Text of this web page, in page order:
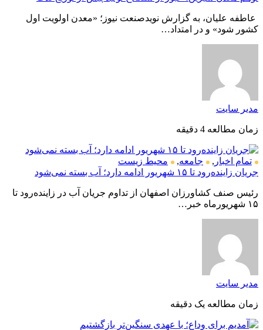
عاطفه علیان، به گزارش نویدصنعت نیوز؛ «معدن اولویت اول
کشور شود» و در امتداد…
مدیر سایت
زمان مطالعه 4 دقیقه
تمام اخبار , جامعه,
محیط زیست
جریان زاینده‌رود تا ۱۵ شهریور ادامه دارد؛ آب بسته نمی‌شود
رئیس صنف کشاورزان اصفهان از تداوم جریان آب در زاینده‌رود تا
۱۵ شهریورماه خبر…
مدیر سایت
زمان مطالعه یک دقیقه